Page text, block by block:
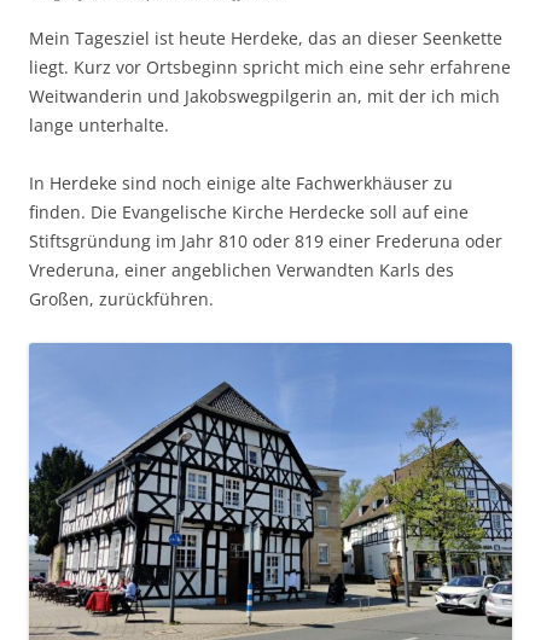
Mein Tagesziel ist heute Herdeke, das an dieser Seenkette
liegt. Kurz vor Ortsbeginn spricht mich eine sehr erfahrene
Weitwanderin und Jakobswegpilgerin an, mit der ich mich
lange unterhalte.
In Herdeke sind noch einige alte Fachwerkhäuser zu
finden. Die Evangelische Kirche Herdecke soll auf eine
Stiftsgründung im Jahr 810 oder 819 einer Frederuna oder
Vrederuna, einer angeblichen Verwandten Karls des
Großen, zurückführen.